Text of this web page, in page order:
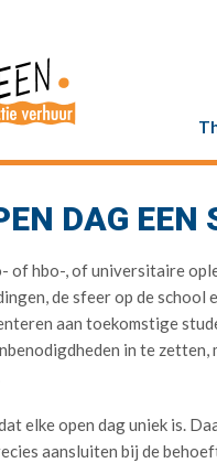
DAG EEN
of hbo-, of universitaire
de sfeer op de
aan toekomstige
in te
elke open dag uniek is.
aansluiten bij de